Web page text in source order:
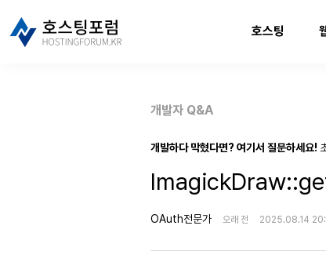
호스팅
개발자 Q&A
개발하다 막혔다면? 여기서 질문하세요!
OAuth전문가 오래 전 2025.08.14